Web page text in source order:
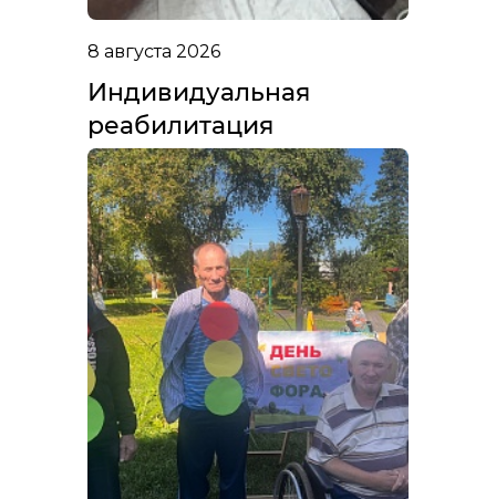
8 августа 2026
Индивидуальная
реабилитация